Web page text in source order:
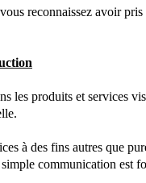
reconnaissez avoir
les produits et services
à des fins autres que
communication est